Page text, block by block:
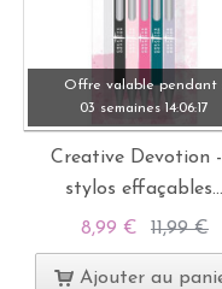
Offre valable pendant
03 semaines 14:06:15
Creative Devotion
stylos effaçables...
8,99 € 11,99 €
Ajouter au